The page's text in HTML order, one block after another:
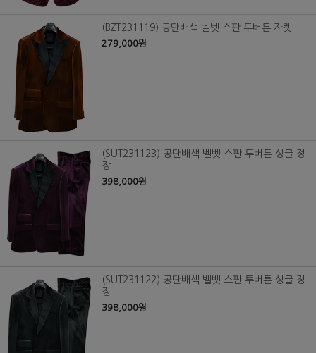
(BZT231119) 공단배색 벨벳 스판 투버튼 자켓
279,000원
(SUT231123) 공단배색 벨벳 스판 투버튼 싱글 정
장
398,000원
(SUT231122) 공단배색 벨벳 스판 투버튼 싱글 정
장
398,000원